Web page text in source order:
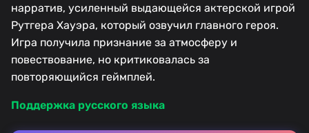
нарратив, усиленный выдающейся актерской игрой
Рутгера Хауэра, который озвучил главного героя.
Игра получила признание за атмосферу и
повествование, но критиковалась за
повторяющийся геймплей.
Поддержка русского языка